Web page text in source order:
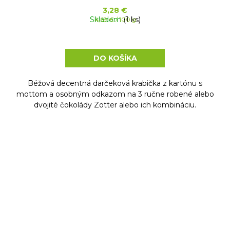
Skladom(1 ks)
3,28 €
Jednotková
4,69 € / 100 g
DO KOŠÍKA
Béžová decentná darčeková krabička z kartónu s
mottom a osobným odkazom na 3 ručne robené alebo
dvojité čokolády Zotter alebo ich kombináciu.